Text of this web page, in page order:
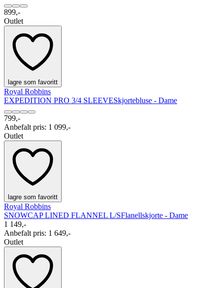
899,-
Outlet
lagre som favoritt
Royal Robbins
EXPEDITION PRO 3/4 SLEEVESkjortebluse - Dame
799,-
Anbefalt pris: 1 099,-
Outlet
lagre som favoritt
Royal Robbins
SNOWCAP LINED FLANNEL L/SFlanellskjorte - Dame
1 149,-
Anbefalt pris: 1 649,-
Outlet